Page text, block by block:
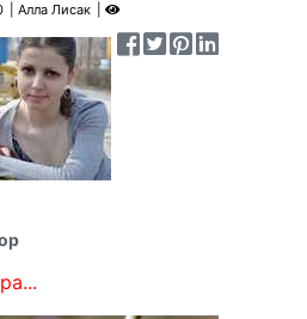
Алла Лисак